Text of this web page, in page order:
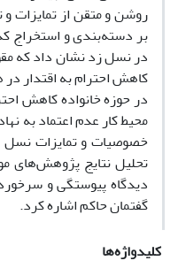
روشن و متقن از تمایزات
بر دسته‌بندی و استخراج
در نسل زد نشان داد که
کاهش احترام به اقتدار
در حوزه خانواده کاهش
محیط کار عدم اعتماد به
خصوصیات و تمایزات نسل
تحلیل نتایج پژوهش‌های
دیدگاه پیوستگی و
گفتمان حاکم اشاره کرد.
کلیدواژه‌ها